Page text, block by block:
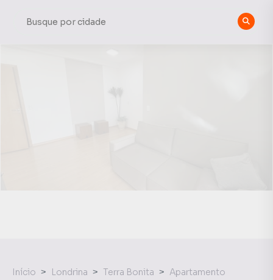
Início Londrina Terra Bonita
Apartamento